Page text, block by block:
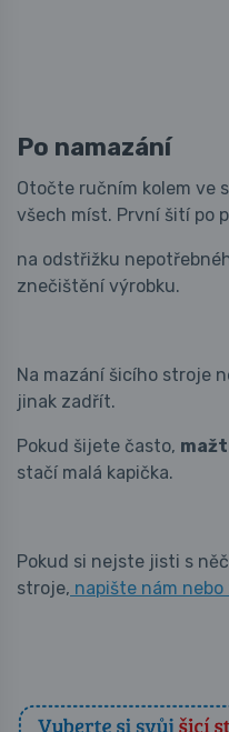
Po namazání
Otočte ručním kolem ve
všech míst. První šití po
na odstřižku
znečištění výrobku.
Na mazání šicího stroje
jinak zadřít.
Pokud šijete často,
stačí malá kapička.
Pokud si nejste jisti s
stroje, napište nám